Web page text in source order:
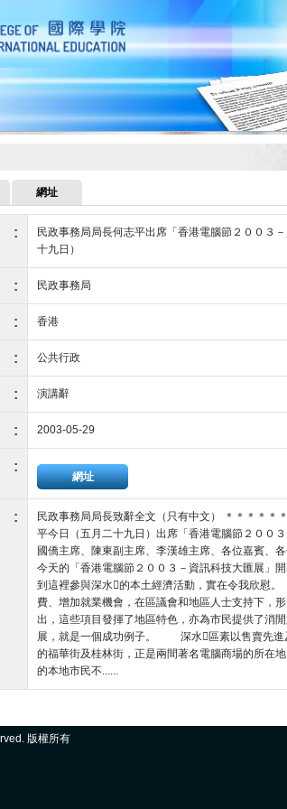
網址
:
民政事務局局長何志平出席「香港電腦節２００３
十九日）
: 民政事務局
: 香港
: 公共行政
: 演講辭
: 2003-05-29
:
網址
:
民政事務局局長致辭全文（只有中文） ＊＊＊＊
平今日（五月二十九日）出席「香港電腦節２００
國僑主席、陳東副主席、李漢雄主席、各位嘉賓
今天的「香港電腦節２００３－資訊科技大匯展」
到這裡參與深水的本土經濟活動，實在令我欣
費、增加就業機會，在區議會和地區人士支持下，
出，這些項目發揮了地區特色，亦為市民提供了消
展，就是一個成功例子。 深水區素以售賣先進
的福華街及桂林街，正是兩間著名電腦商場的所在
的本地市民不......
版權所有